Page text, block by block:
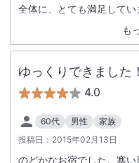
も
全体に、とても満足してい
ゆっくりできました！
4.0
60代 男性
家族
投稿日： 2015年02月13日
のどかなお宿でした。寒